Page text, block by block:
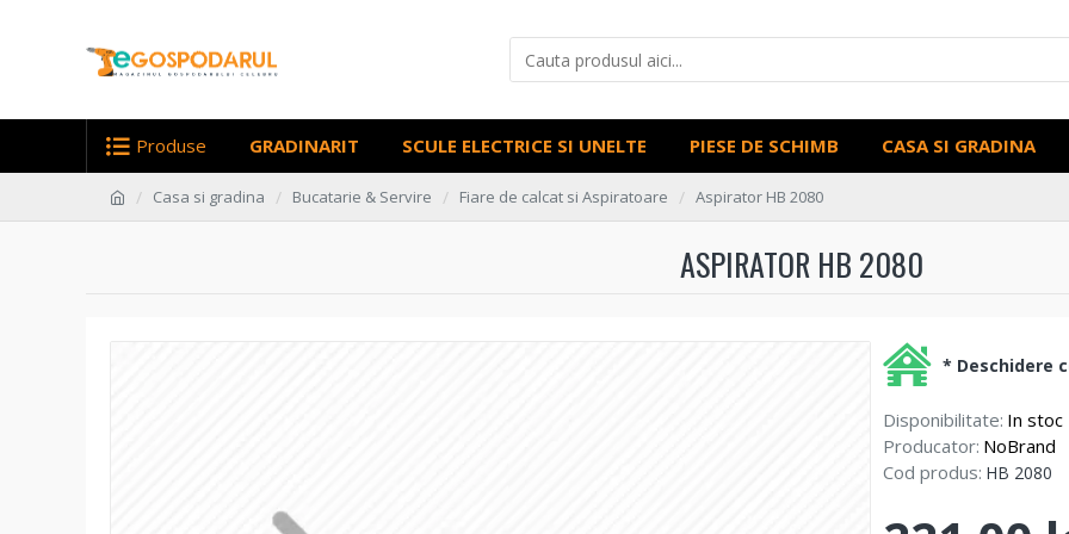
Produse GRADINARIT SCULE ELECTRICE SI UNELTE PIESE DE SCHIMB CASA SI GRADINA
Casa si gradina Bucatarie & Servire Fiare de calcat si Aspiratoare Aspirator HB 2080
ASPIRATOR HB 2080
Disponibilitate: In stoc
Producator: NoBrand
Cod produs: HB 2080
* Deschidere